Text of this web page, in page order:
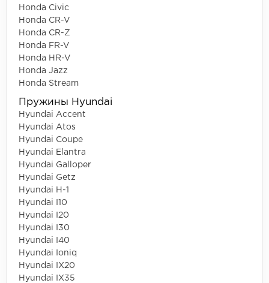
Honda Civic
Honda CR-V
Honda CR-Z
Honda FR-V
Honda HR-V
Honda Jazz
Honda Stream
Пружины Hyundai
Hyundai Accent
Hyundai Atos
Hyundai Coupe
Hyundai Elantra
Hyundai Galloper
Hyundai Getz
Hyundai H-1
Hyundai I10
Hyundai I20
Hyundai I30
Hyundai I40
Hyundai Ioniq
Hyundai IX20
Hyundai IX35